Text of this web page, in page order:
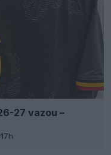
27 vazou –
17h